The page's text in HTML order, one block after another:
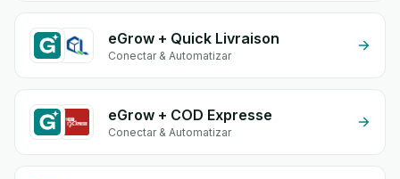
eGrow + Quick Livraison
Conectar & Automatizar
eGrow + COD Expresse
Conectar & Automatizar